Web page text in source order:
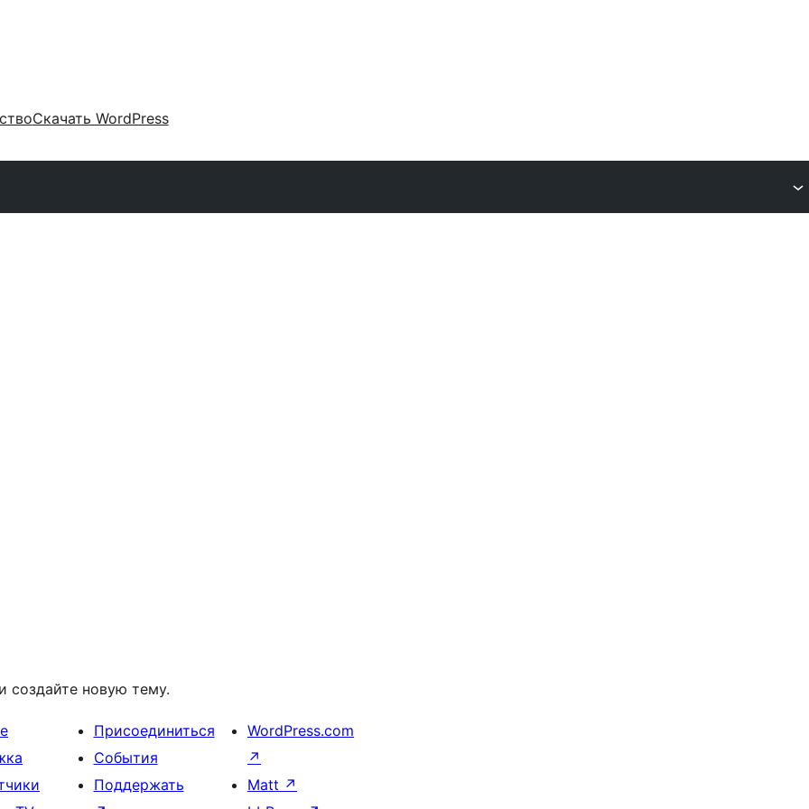
Скачать WordPress
создайте новую тему.
Присоединиться
События
Поддержать
WordPress.com
↗
Matt ↗